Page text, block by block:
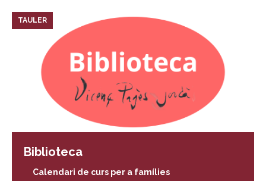
TAULER
Biblioteca
Calendari de curs per a famílies